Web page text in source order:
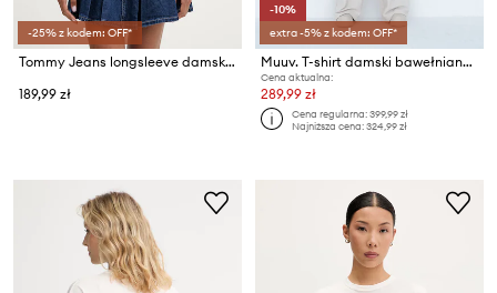
-25% z kodem: OFF*
Tommy Jeans longsleeve damski bawełniany z elastanem
189,99 zł
-10%
extra -5% z kodem: OFF*
Muuv. T-shirt damski bawełniany MOAI
Cena aktualna:
289,99 zł
Cena regularna:399,99 zł
Najniższa cena:324,99 zł